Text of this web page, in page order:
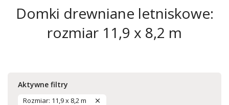
Domki drewniane letniskowe:
rozmiar 11,9 x 8,2 m
Aktywne filtry
Rozmiar: 11,9 x 8,2 m